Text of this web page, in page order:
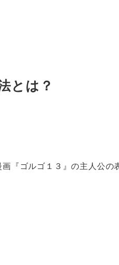
とは？
『ゴルゴ１３』の主人公の